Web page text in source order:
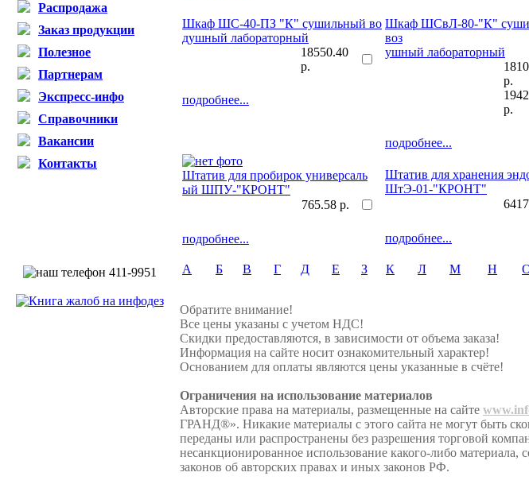
Распродажа
Заказ продукции
Полезное
Партнерам
Экспресс-инфо
Справочники
Вакансии
Контакты
Шкаф ШС-40-ПЗ "К" сушильный во
душный лабораторный
18550.40
р.
подробнее...
Шкаф ШСвЛ-80-"К"
воз
ушный лабораторный
р.
р.
подробнее...
Штатив для пробирок универсаль
ый ШПУ-"КРОНТ"
765.58 р.
подробнее...
Штатив для хранения
ШтЭ-01-"КРОНТ"
подробнее...
А Б В Г Д Е З К Л М Н
Обратите внимание!
Все цены указаны с учетом НДС!
Скидки предоставляются, в зависимости от объема заказа!
Информация на сайте носит ознакомительный характер!
Основанием для оплаты являются цены указанные в счёте!
Ограничения на использование материалов
Авторские права на материалы, размещенные на сайте
ГРАНД®». Никакие материалы с этого сайта не могут быть
переданы или распространены без разрешения торговой
несанкционированное использование какого-либо материала,
законов об авторских правах и иных законов РФ.